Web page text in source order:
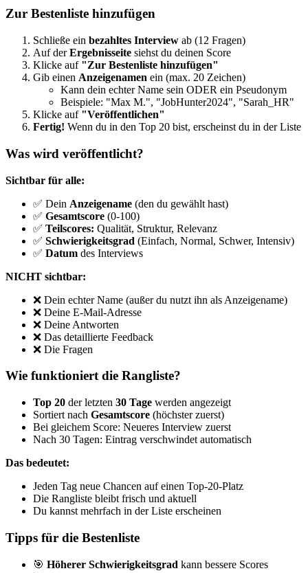
Zur Bestenliste hinzufügen
Schließe ein bezahltes Interview ab (12 Fragen)
Auf derErgebnisseite siehst du deinen Score
Klicke auf "Zur Bestenliste hinzufügen"
Gib einen Anzeigenamen ein (max. 20 Zeichen)
Kann dein echter Name sein ODER ein Pseudonym
Beispiele: "Max M.", "JobHunter2024", "Sarah_HR"
Klicke auf "Veröffentlichen"
Fertig! Wenn du in den Top 20 bist, erscheinst du in der Liste
Was wird veröffentlicht?
Sichtbar für alle:
✅ Dein Anzeigename (den du gewählt hast)
✅ Gesamtscore (0-100)
✅ Teilscores: Qualität, Struktur, Relevanz
✅ Schwierigkeitsgrad (Einfach, Normal, Schwer, Intensiv)
✅ Datum des Interviews
NICHT sichtbar:
❌ Dein echter Name (außer du nutzt ihn als Anzeigename)
❌ Deine E-Mail-Adresse
❌ Deine Antworten
❌ Das detaillierte Feedback
❌ Die Fragen
Wie funktioniert die Rangliste?
Top 20 der letzten 30 Tage werden angezeigt
Sortiert nach Gesamtscore (höchster zuerst)
Bei gleichem Score: Neueres Interview zuerst
Nach 30 Tagen: Eintrag verschwindet automatisch
Das bedeutet:
Jeden Tag neue Chancen auf einen Top-20-Platz
Die Rangliste bleibt frisch und aktuell
Du kannst mehrfach in der Liste erscheinen
Tipps für die Bestenliste
🎯 Höherer Schwierigkeitsgrad kann bessere Scores